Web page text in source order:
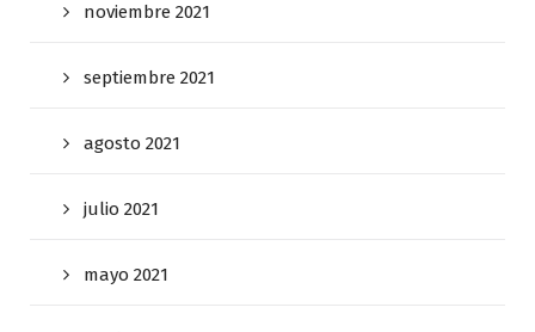
noviembre 2021
septiembre 2021
agosto 2021
julio 2021
mayo 2021